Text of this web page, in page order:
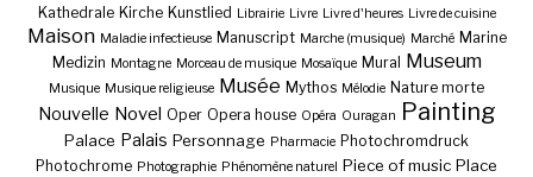
Kathedrale Kirche Kunstlied Librairie Livre Livre d'heures Livre de cuisine
Maison Maladie infectieuse Manuscript Marche (musique) Marché Marine
Medizin Montagne Morceau de musique Mosaïque Mural Museum
Musique Musique religieuse Musée Mythos Mélodie Nature morte
Nouvelle Novel Oper Opera house Opéra Ouragan Painting
Palace Palais Personnage Pharmacie Photochromdruck
Photochrome Photographie Phénomène naturel Piece of music Place